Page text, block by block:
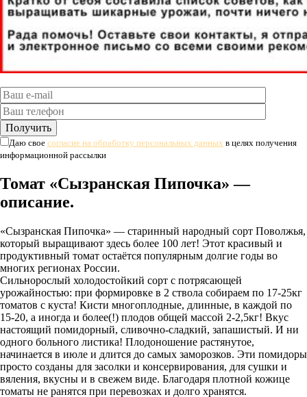
Даю свое согласие на обработку персональных данных в целях получения
информационной рассылки
Томат «Сызранская Пипочка» —
описание.
«Сызранская Пипочка» — старинный народный сорт Поволжья,
который выращивают здесь более 100 лет! Этот красивый и
продуктивный томат остаётся популярным долгие годы во
многих регионах России.
Сильнорослый холодостойкий сорт с потрясающей
урожайностью: при формировке в 2 ствола собираем по 17-25кг
томатов с куста! Кисти многоплодные, длинные, в каждой по
15-20, а иногда и более(!) плодов общей массой 2-2,5кг! Вкус
настоящий помидорный, сливочно-сладкий, запашистый. И ни
одного больного листика! Плодоношение растянутое,
начинается в июле и длится до самых заморозков. Эти помидоры
просто созданы для засолки и консервирования, для сушки и
вяления, вкусны и в свежем виде. Благодаря плотной кожице
томаты не ранятся при перевозках и долго хранятся.